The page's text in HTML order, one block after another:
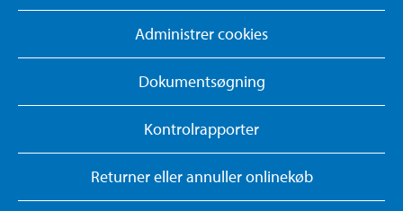
Administrer cookies
Dokumentsøgning
Kontrolrapporter
Returner eller annuller onlinekøb